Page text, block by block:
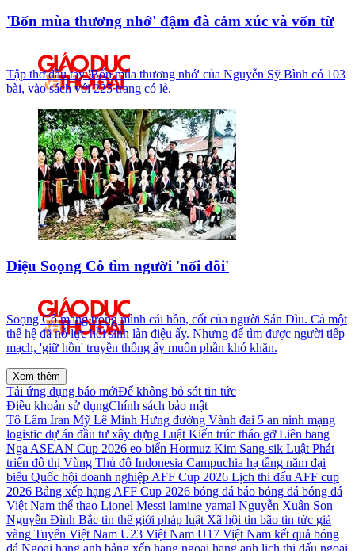
'Bốn mùa thương nhớ' đậm đà cảm xúc và vốn từ
Tập thơ đầu tay 'Bốn mùa thương nhớ' của Nguyễn Sỹ Bình có 103
bài, vào sách với 225 trang có lẻ.
Điệu Soọng Cô tìm người 'nối dõi'
Soọng Cô mang trong mình cái hồn, cốt của người Sán Dìu. Cả một
thế hệ đã nỗ lực hồi sinh làn điệu ấy. Nhưng để tìm được người tiếp
mạch, 'giữ hồn' truyền thống ấy muôn phần khó khăn.
Xem thêm
Tải ứng dụng báo mớiĐể không bỏ sót tin tức
Điều khoản sử dụngChính sách bảo mật
Tô Lâm Iran Mỹ Lê Minh Hưng đường Vành đai 5 an ninh mạng
logistic dự án đầu tư xây dựng Luật Kiến trúc tháo gỡ Liên bang
Nga ASEAN Cup 2026 eo biển Hormuz Kim Sang-sik Luật Phát
triển đô thị Vùng Thủ đô Indonesia Campuchia hạ tầng năm đại
biểu Quốc hội doanh nghiệp AFF Cup 2026 Lịch thi đấu AFF cup
2026 Bảng xếp hạng AFF Cup 2026 bóng đá báo bóng đá bóng đá
Việt Nam thể thao Lionel Messi lamine yamal Nguyễn Xuân Son
Nguyễn Đình Bắc tin thế giới pháp luật Xã hội tin bão tin tức giá
vàng Tuyển Việt Nam U23 Việt Nam U17 Việt Nam kết quả bóng
đá Ngoại hạng anh bảng xếp hạng ngoại hạng anh lịch thi đấu ngoại